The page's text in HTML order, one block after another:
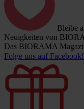
Bleibe
Neuigkeiten von
Das BIORAMA
Folge uns auf Facebook!